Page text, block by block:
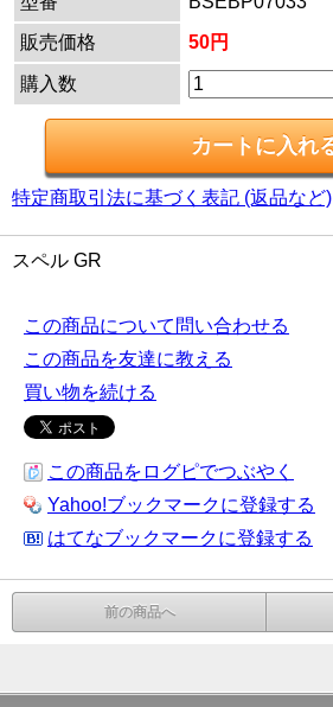
販売価格
50円
購入数
特定商取引法に基づく表記 (返品など)
スペル GR
この商品について問い合わせる
この商品を友達に教える
買い物を続ける
この商品をログピでつぶやく
Yahoo!ブックマークに登録する
はてなブックマークに登録する
前の商品へ